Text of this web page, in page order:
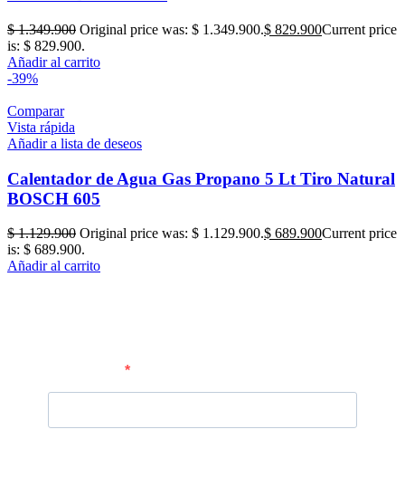
$1.349.900 Original price was: $ 1.349.900.$ 829.900Current price
is: $ 829.900.
Añadir al carrito
-39%
Comparar
Vista rápida
Añadir a lista de deseos
Calentador de Agua Gas Propano 5 Lt Tiro Natural
BOSCH 605
$1.129.900 Original price was: $ 1.129.900.$ 689.900Current price
is: $ 689.900.
Añadir al carrito